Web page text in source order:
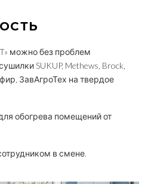
можно без проблем
SUKUP, Methews, Brock,
ЗавАгроТех на твердое
обогрева помещений от
в смене.